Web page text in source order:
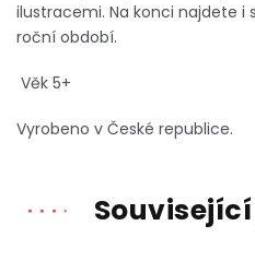
ilustracemi. Na konci najdete
roční období.
Věk 5+
Vyrobeno v České republice.